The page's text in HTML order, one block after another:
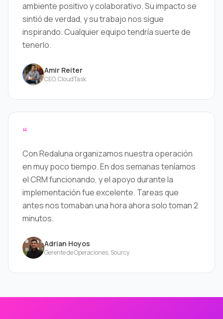
ambiente positivo y colaborativo. Su impacto se
sintió de verdad, y su trabajo nos sigue
inspirando. Cualquier equipo tendría suerte de
tenerlo.
Amir Reiter
CEO, CloudTask
“
Con Redaluna organizamos nuestra operación
en muy poco tiempo. En dos semanas teníamos
el CRM funcionando, y el apoyo durante la
implementación fue excelente. Tareas que
antes nos tomaban una hora ahora solo toman 2
minutos.
Adrian Hoyos
Gerente de Operaciones, Sourcy